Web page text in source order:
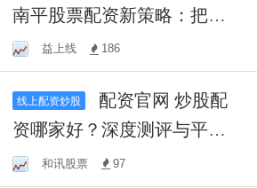
南平股票配资新策略：把握
市场机遇，实现资金增值最
大化
益上线 186
线上配资炒股
资哪家好？深度测评与平台
推荐和讯股票 97